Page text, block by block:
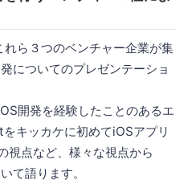
ら３つのベンチャー企業が集
についてのプレゼンテーショ
開発を経験したことのあるエ
キッカケに初めてiOSアプリ
視点など、様々な視点から
て語ります。